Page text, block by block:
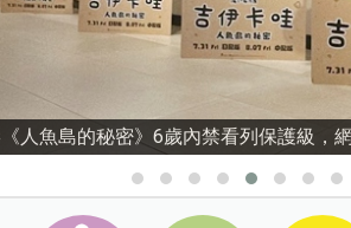
獎名師陳宥妤：資優教育的核心，不是